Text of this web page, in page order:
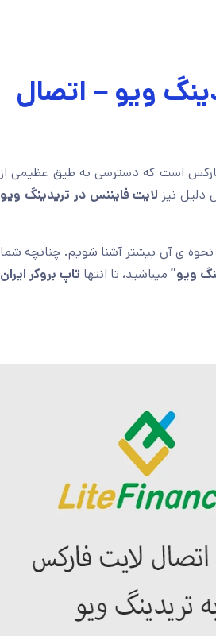
ویو – اتصال
فارکس است که دسترسی به طیق عظیمی از
دلیل نیز لایت فایننس در تریدینگ ویو
نحوه ی آن بیشتر آشنا شویم. چنانچه شما
ویو”میباشید، تا انتها تاپ بروکر ایران